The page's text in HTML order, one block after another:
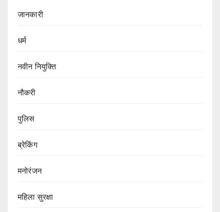
जानकारी
धर्म
नवीन नियुक्ति
नौकरी
पुलिस
ब्रेकिंग
मनोरंजन
महिला सुरक्षा